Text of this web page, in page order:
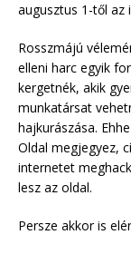
augusztus 1-től az
Rosszmájú
elleni harc egyik
kergetnék, akik
munkatársat
hajkurászása.
Oldal megjegyez,
internetet
lesz az oldal.
Persze akkor is